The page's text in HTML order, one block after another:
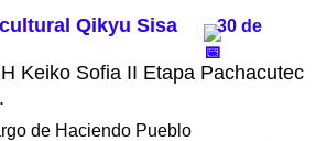
Qikyu Sisa
30 de
Keiko Sofia II Etapa Pachacutec
de Haciendo Pueblo